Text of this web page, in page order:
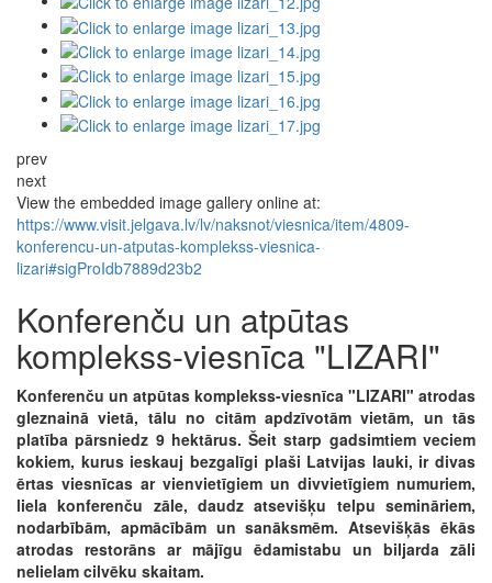
prev
next
View the embedded image gallery online at:
https://www.visit.jelgava.lv/lv/naksnot/viesnica/item/4809-
konferencu-un-atputas-komplekss-viesnica-
lizari#sigProIdb7889d23b2
Konferenču un atpūtas
komplekss-viesnīca "LIZARI"
Konferenču un atpūtas komplekss-viesnīca "LIZARI" atrodas
gleznainā vietā, tālu no citām apdzīvotām vietām, un tās
platība pārsniedz 9 hektārus. Šeit starp gadsimtiem veciem
kokiem, kurus ieskauj bezgalīgi plaši Latvijas lauki, ir divas
ērtas viesnīcas ar vienvietīgiem un divvietīgiem numuriem,
liela konferenču zāle, daudz atsevišķu telpu semināriem,
nodarbībām, apmācībām un sanāksmēm. Atsevišķās ēkās
atrodas restorāns ar mājīgu ēdamistabu un biljarda zāli
nelielam cilvēku skaitam.